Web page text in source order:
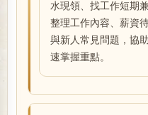
水現領、找工作短期
整理工作內容、薪資
與新人常見問題，協
速掌握重點。